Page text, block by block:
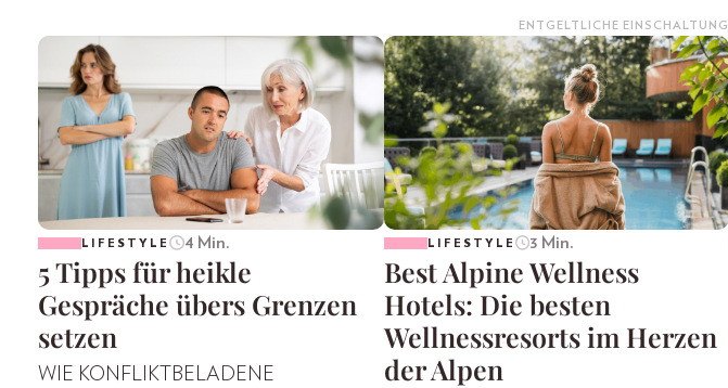
LIFESTYLE 4 Min.
5 Tipps für heikle
Gespräche übers Grenzen
setzen
WIE KONFLIKTBELADENE
ENTGELTLICHE EINSCHALTUNG
LIFESTYLE 3 Min.
Best Alpine Wellness
Hotels: Die besten
Wellnessresorts im Herzen
der Alpen